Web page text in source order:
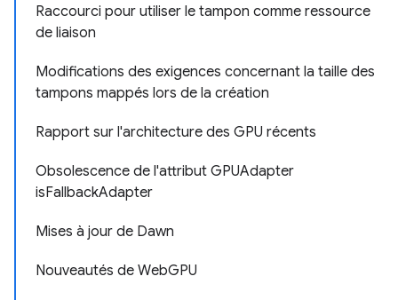
Raccourci pour utiliser le tampon comme ressource
de liaison
Modifications des exigences concernant la taille des
tampons mappés lors de la création
Rapport sur l'architecture des GPU récents
Obsolescence de l'attribut GPUAdapter
isFallbackAdapter
Mises à jour de Dawn
Nouveautés de WebGPU